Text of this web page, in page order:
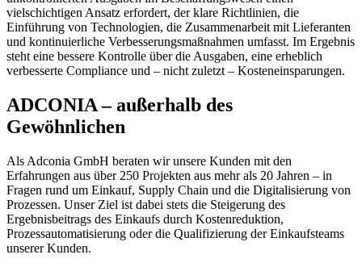
vielschichtigen Ansatz erfordert, der klare Richtlinien, die
Einführung von Technologien, die Zusammenarbeit mit Lieferanten
und kontinuierliche Verbesserungsmaßnahmen umfasst. Im Ergebnis
steht eine bessere Kontrolle über die Ausgaben, eine erheblich
verbesserte Compliance und – nicht zuletzt – Kosteneinsparungen.
ADCONIA – außerhalb des
Gewöhnlichen
Als Adconia GmbH beraten wir unsere Kunden mit den
Erfahrungen aus über 250 Projekten aus mehr als 20 Jahren – in
Fragen rund um Einkauf, Supply Chain und die Digitalisierung von
Prozessen. Unser Ziel ist dabei stets die Steigerung des
Ergebnisbeitrags des Einkaufs durch Kostenreduktion,
Prozessautomatisierung oder die Qualifizierung der Einkaufsteams
unserer Kunden.